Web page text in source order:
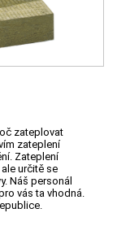
zateplovat
zateplení
Zateplení
určitě se
Náš personál
vás ta vhodná.